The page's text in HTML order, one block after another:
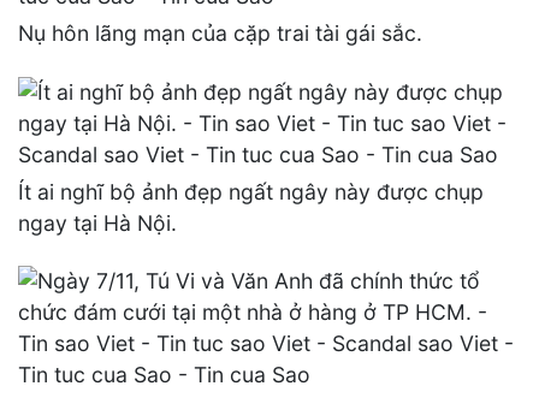
Nụ hôn lãng mạn của cặp trai tài gái sắc.
Ít ai nghĩ bộ ảnh đẹp ngất ngây này được chụp
ngay tại Hà Nội.